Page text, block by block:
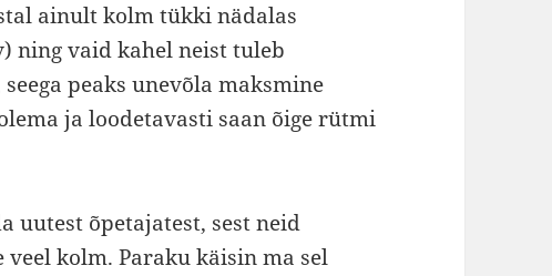
ainult kolm tükki nädalas
ning vaid kahel neist tuleb
peaks unevõla maksmine
ja loodetavasti saan õige rütmi
uutest õpetajatest, sest neid
kolm. Paraku käisin ma sel